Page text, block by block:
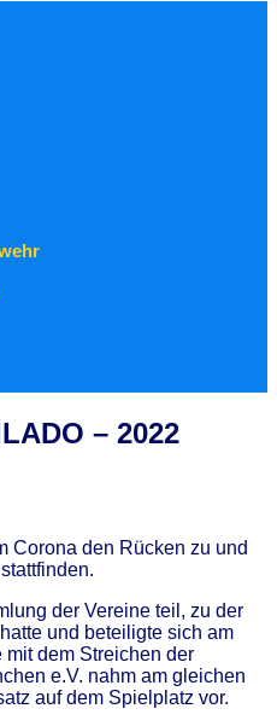
– 2022
Corona den Rücken zu und
der Vereine teil, zu der
und beteiligte sich am
dem Streichen der
e.V. nahm am gleichen
auf dem Spielplatz vor.